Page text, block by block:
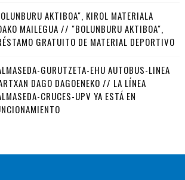
AKTIBOA", KIROL MATERIALA
MAILEGUA // "BOLUNBURU AKTIBOA",
GRATUITO DE MATERIAL DEPORTIVO
GURUTZETA-EHU AUTOBUS-LINEA
DAGO DAGOENEKO // LA LÍNEA
CRUCES-UPV YA ESTÁ EN